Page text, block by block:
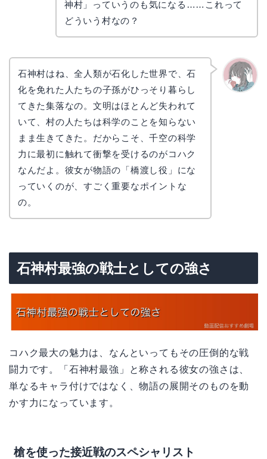
神村」っていうのも気になる……これって
どういう村なの？
石神村はね、全人類が石化した世界で、石
化を免れた人たちの子孫がひっそり暮らし
てきた集落なの。文明はほとんど失われて
いて、村の人たちは科学のことを知らない
まま生きてきた。だからこそ、千空の科学
力に最初に触れて衝撃を受けるのがコハク
なんだよ。彼女が物語の「橋渡し役」にな
っていくのが、すごく重要なポイントな
の。
石神村最強の戦士としての強さ
コハク最大の魅力は、なんといってもその圧倒的な戦
闘力です。「石神村最強」と称される彼女の強さは、
単なるキャラ付けではなく、物語の展開そのものを動
かす力になっています。
槍を使った接近戦のスペシャリスト